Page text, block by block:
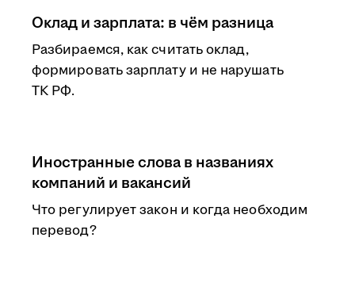
Оклад и зарплата: в чём разница
Разбираемся, как считать оклад,
формировать зарплату и не нарушать
ТК РФ.
Иностранные слова в названиях
компаний и вакансий
Что регулирует закон и когда необходим
перевод?